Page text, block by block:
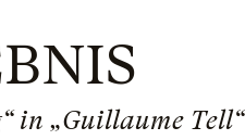
in „Guillaume Tell“